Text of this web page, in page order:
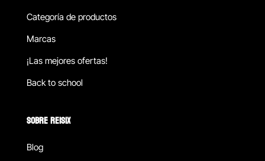
Categoría de productos
Marcas
¡Las mejores ofertas!
Back to school
SOBRE REISIX
Blog